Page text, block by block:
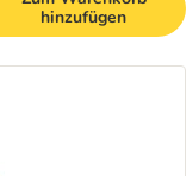
hinzufügen